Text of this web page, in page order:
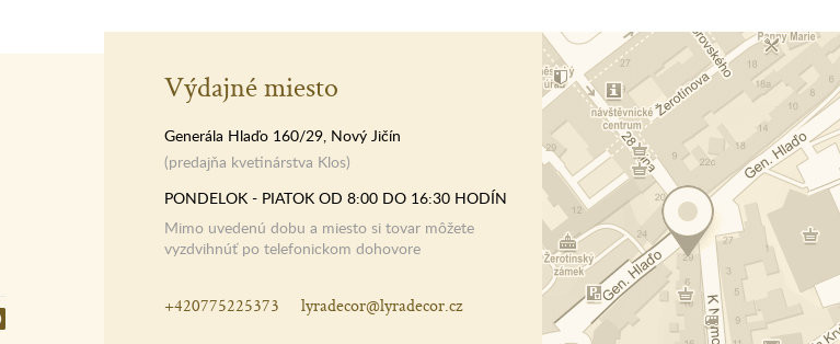
Výdajné miesto
Generála Hlaďo 160/29, Nový Jičín
(predajňa kvetinárstva Klos)
PONDELOK - PIATOK OD 8:00 DO 16:30 HODÍN
Mimo uvedenú dobu a miesto si tovar môžete
vyzdvihnúť po telefonickom dohovore
+420775225373 lyradecor@lyradecor.cz